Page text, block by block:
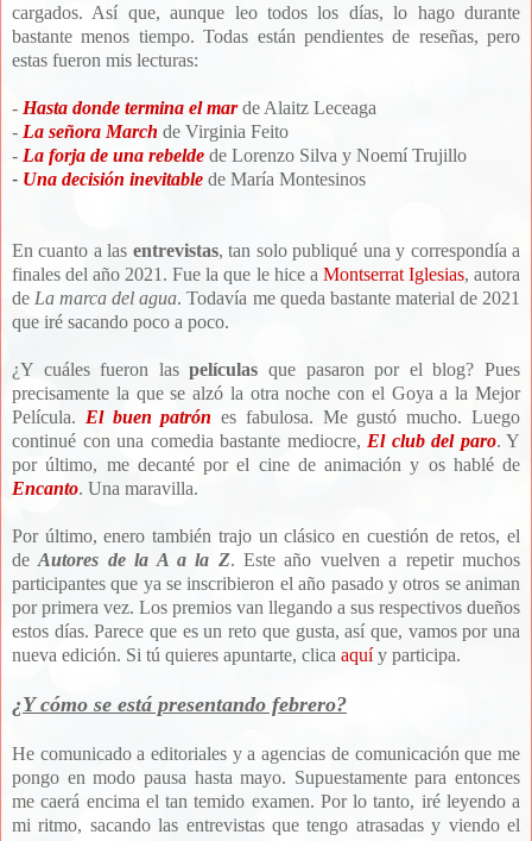
cargados. Así que, aunque leo todos los días, lo hago durante
bastante menos tiempo. Todas están pendientes de reseñas, pero
estas fueron mis lecturas:
- Hasta donde termina el marde Alaitz Leceaga
- La señora March de Virginia Feito
- La forja de una rebelde de Lorenzo Silva y Noemí Trujillo
- Una decisión inevitable de María Montesinos
En cuanto a las entrevistas, tan solo publiqué una y correspondía a
finales del año 2021. Fue la que le hice a Montserrat Iglesias, autora
de La marca del agua. Todavía me queda bastante material de 2021
que iré sacando poco a poco.
¿Y cuáles fueron laspelículas que pasaron por el blog? Pues
precisamente la que se alzó la otra noche con el Goya a la Mejor
Película. El buen patrón es fabulosa. Me gustó mucho. Luego
continué con una comedia bastante mediocre, El club del paro. Y
por último, me decanté por el cine de animación y os hablé de
Encanto. Una maravilla.
Por último, enero también trajo un clásico en cuestión de retos, el
deAutores de la A a la Z. Este año vuelven a repetir muchos
participantes que ya se inscribieron el año pasado y otros se animan
por primera vez. Los premios van llegando a sus respectivos dueños
estos días. Parece que es un reto que gusta, así que, vamos por una
nueva edición. Si tú quieres apuntarte, clica aquíy participa.
¿Y cómo se está presentando febrero?
He comunicado a editoriales y a agencias de comunicación que me
pongo en modo pausa hasta mayo. Supuestamente para entonces
me caerá encima el tan temido examen. Por lo tanto, iré leyendo a
mi ritmo, sacando las entrevistas que tengo atrasadas y viendo el